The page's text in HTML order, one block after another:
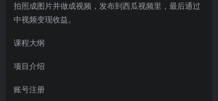
拍照成图片并做成视频，发布到西瓜视频里，最后通过
中视频变现收益。
课程大纲
项目介绍
账号注册